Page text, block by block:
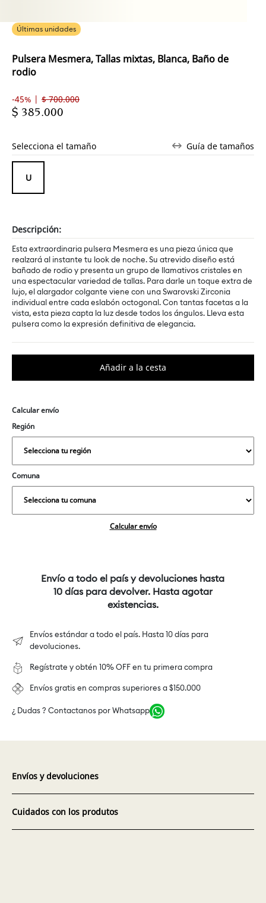
Últimas unidades
Pulsera Mesmera, Tallas mixtas, Blanca, Baño de
rodio
-45% | $ 700.000
$ 385.000
Selecciona el tamaño Guía de tamaños
Descripción:
Esta extraordinaria pulsera Mesmera es una pieza única que
realzará al instante tu look de noche. Su atrevido diseño está
bañado de rodio y presenta un grupo de llamativos cristales en
una espectacular variedad de tallas. Para darle un toque extra de
lujo, el alargador colgante viene con una Swarovski Zirconia
individual entre cada eslabón octogonal. Con tantas facetas a la
vista, esta pieza capta la luz desde todos los ángulos. Lleva esta
pulsera como la expresión definitiva de elegancia.
Calcular envío
Región
Comuna
Calcular envío
Envío a todo el país y devoluciones hasta
10 días para devolver. Hasta agotar
existencias.
Envíos estándar a todo el país. Hasta 10 días para
devoluciones.
Regístrate y obtén 10% OFF en tu primera compra
Envíos gratis en compras superiores a $150.000
¿ Dudas ? Contactanos por Whatsapp
Envíos y devoluciones
Cuidados con los produtos